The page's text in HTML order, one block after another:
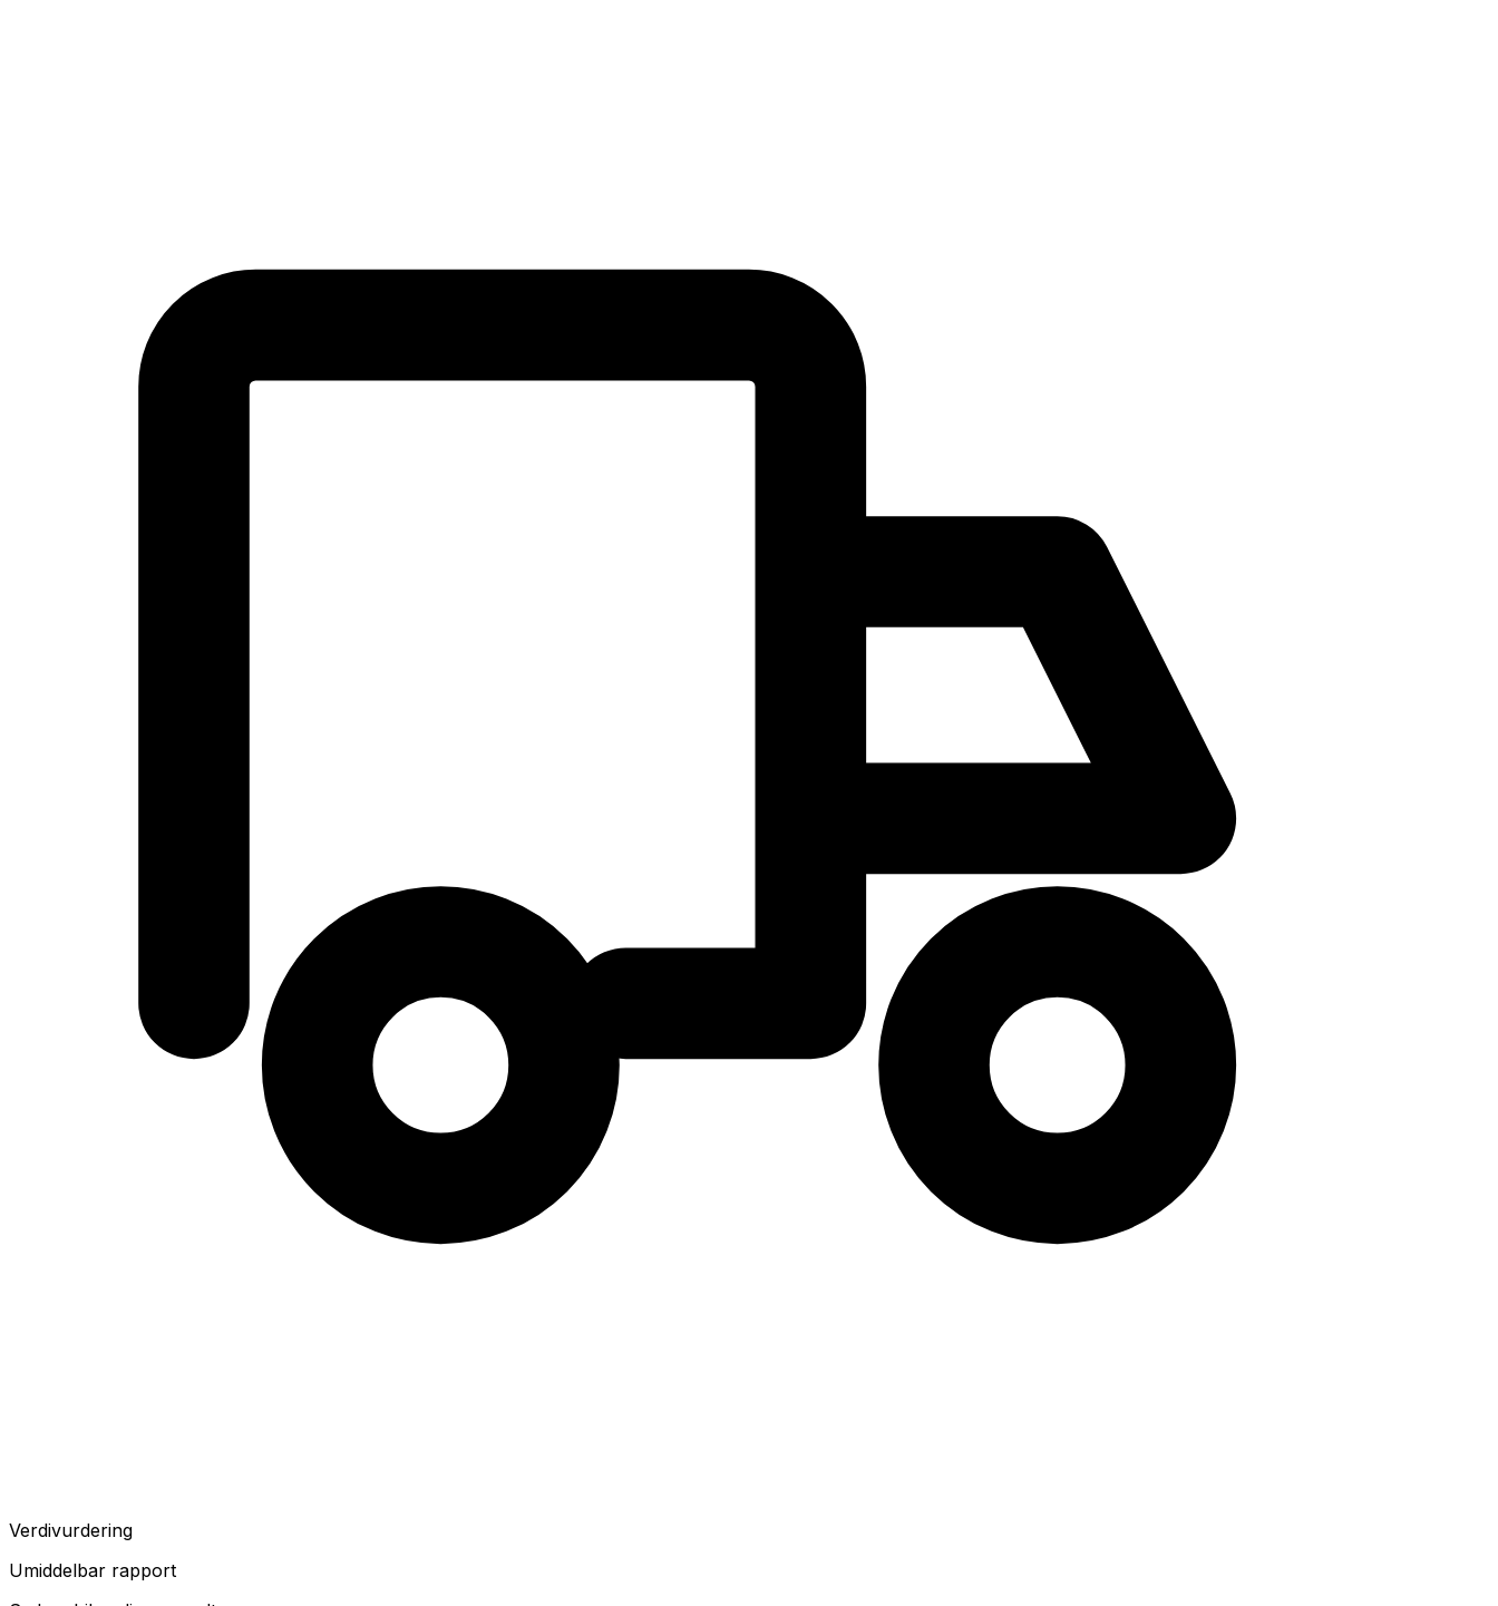
Verdivurdering
Umiddelbar rapport